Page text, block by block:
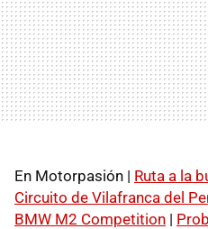
En Motorpasión | Ruta a la
Circuito de Vilafranca del
BMW M2 Competition |